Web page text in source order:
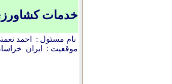
خدمات
نام مسئول :
احمد
موقعیت :
ایران